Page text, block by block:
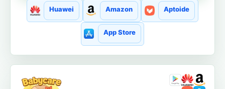
Huawei Amazon Aptoide
App Store